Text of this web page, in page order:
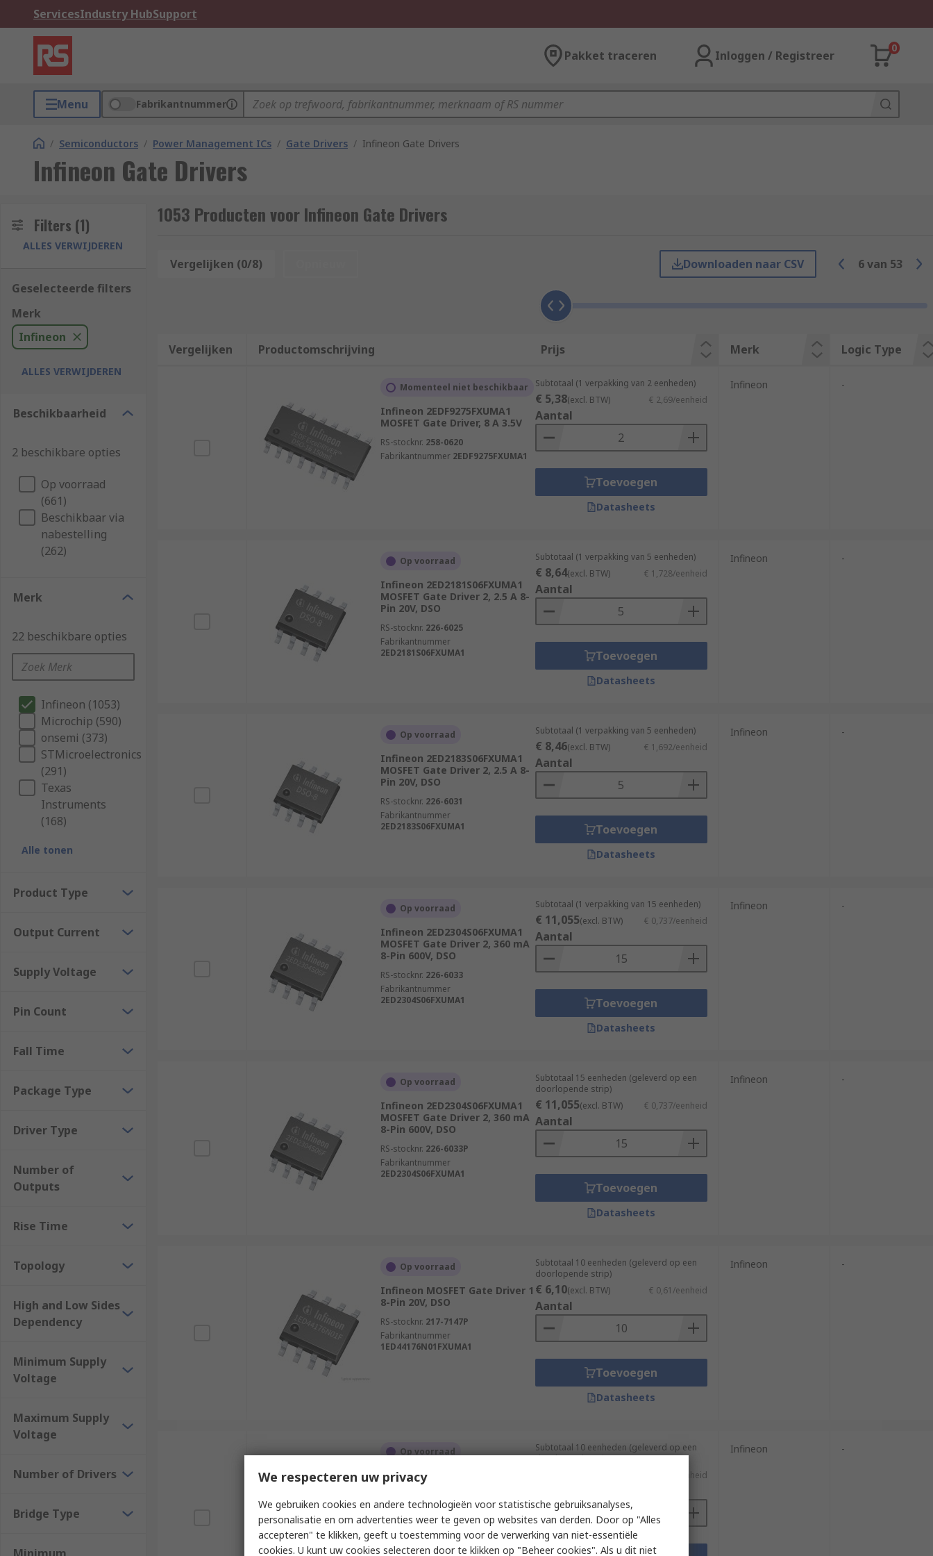
ServicesIndustry HubSupport
Pakket traceren Inloggen / Registreer
0
Menu Fabrikantnummer
/ Semiconductors / Power Management ICs / Gate Drivers / Infineon Gate Drivers
Infineon Gate Drivers
Filters (1)
ALLES VERWIJDEREN
Geselecteerde filters
Merk
Infineon
ALLES VERWIJDEREN
Beschikbaarheid
2 beschikbare opties
Op voorraad
(661)
Beschikbaar via
nabestelling
(262)
Merk
22 beschikbare opties
Infineon (1053)
Microchip (590)
onsemi (373)
STMicroelectronics
(291)
Texas
Instruments
(168)
Alle tonen
Product Type
Output Current
Supply Voltage
Pin Count
Fall Time
Package Type
Driver Type
Number of
Outputs
Rise Time
Topology
High and Low Sides
Dependency
Minimum Supply
Voltage
Maximum Supply
Voltage
Number of Drivers
Bridge Type
1053 Producten voor Infineon Gate Drivers
Vergelijken (0/8) Downloaden naar CSV 6van 53
Vergelijken Productomschrijving Prijs Merk Logic Type
Momenteel niet beschikbaar
Infineon 2EDF9275FXUMA1
MOSFET Gate Driver, 8 A 3.5V
RS-stocknr. 258-0620
Fabrikantnummer 2EDF9275FXUMA1
Subtotaal (1 verpakking van 2 eenheden)
€ 5,38(excl. BTW) € 2,69/eenheid
Aantal
Toevoegen
Datasheets
Infineon -
Op voorraad
Infineon 2ED2181S06FXUMA1
MOSFET Gate Driver 2, 2.5 A 8-
Pin 20V, DSO
RS-stocknr. 226-6025
Fabrikantnummer
2ED2181S06FXUMA1
Subtotaal (1 verpakking van 5 eenheden)
€ 8,64(excl. BTW) € 1,728/eenheid
Aantal
Toevoegen
Datasheets
Infineon -
Op voorraad
Infineon 2ED2183S06FXUMA1
MOSFET Gate Driver 2, 2.5 A 8-
Pin 20V, DSO
RS-stocknr. 226-6031
Fabrikantnummer
2ED2183S06FXUMA1
Subtotaal (1 verpakking van 5 eenheden)
€ 8,46(excl. BTW) € 1,692/eenheid
Aantal
Toevoegen
Datasheets
Infineon -
Op voorraad
Infineon 2ED2304S06FXUMA1
MOSFET Gate Driver 2, 360 mA
8-Pin 600V, DSO
RS-stocknr. 226-6033
Fabrikantnummer
2ED2304S06FXUMA1
Subtotaal (1 verpakking van 15 eenheden)
€ 11,055(excl. BTW) € 0,737/eenheid
Aantal
Toevoegen
Datasheets
Infineon -
Op voorraad
Infineon 2ED2304S06FXUMA1
MOSFET Gate Driver 2, 360 mA
8-Pin 600V, DSO
RS-stocknr. 226-6033P
Fabrikantnummer
2ED2304S06FXUMA1
Subtotaal 15 eenheden (geleverd op een
doorlopende strip)
€ 11,055(excl. BTW) € 0,737/eenheid
Aantal
Toevoegen
Datasheets
Infineon -
Op voorraad
Infineon MOSFET Gate Driver 1
8-Pin 20V, DSO
RS-stocknr. 217-7147P
Fabrikantnummer
1ED44176N01FXUMA1
Subtotaal 10 eenheden (geleverd op een
doorlopende strip)
€ 6,10(excl. BTW) € 0,61/eenheid
Aantal
Toevoegen
Datasheets
Infineon -
Op voorraad
Infineon MOSFET Gate Driver
2, 2.5 A 8-Pin 25V, DSO
RS-stocknr.226-6029P
Fabrikantnummer
2ED2182S06FXUMA1
Subtotaal 10 eenheden (geleverd op een
doorlopende strip)
€ 1,284/eenheid
Infineon -
We respecteren uw privacy
We gebruiken cookies en andere technologieën voor statistische gebruiksanalyses,
personalisatie en om advertenties weer te geven op websites van derden. Door op "Alles
accepteren" te klikken, geeft u toestemming voor de verwerking van niet-essentiële
cookies. U kunt uw cookies selecteren door te klikken op "Beheer cookies". Als u dit niet